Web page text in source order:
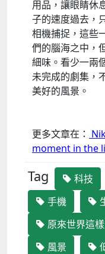
用品，讓眼睛休
子的速度過去，
相機捕捉，這些
們的腦海之中，
細味。看少一兩
未完成的劇集，
美好的風景。
更多文章在：
moment in the
Tag 科技
手機
原來世界這
風景